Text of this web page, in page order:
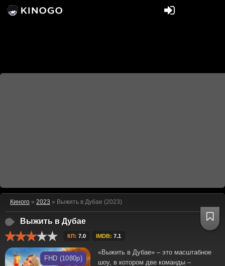
Киного » 2023 » Выжить в Дубае (2023)
Выжить в Дубае
КП: 7.0 IMDB: 7.1
FHD (1080p)
«Выжить в Дубае» – это масштабное
шоу, в котором две команды –